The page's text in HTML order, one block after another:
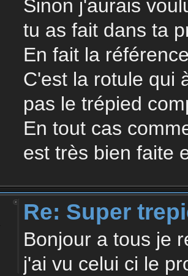
Sinon j'aurais
tu as fait dans ta
En fait la
C'est la rotule qui
pas le trépied
En tout cas
est très bien faite
Re: Super
Bonjour a tous je
j'ai vu celui ci le